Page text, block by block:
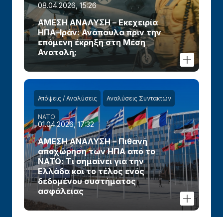
08.04.2026, 15:26
ΑΜΕΣΗ ΑΝΑΛΥΣΗ – Εκεχειρία
ΗΠΑ–Ιράν: Ανάπαυλα πριν την
επόμενη έκρηξη στη Μέση
Ανατολή;
Απόψεις / Αναλύσεις Αναλύσεις Συντακτών
ΝΑΤΟ
01.04.2026, 17:32
ΑΜΕΣΗ ΑΝΑΛΥΣΗ – Πιθανή
αποχώρηση των ΗΠΑ από το
ΝΑΤΟ: Τι σημαίνει για την
Ελλάδα και το τέλος ενός
δεδομένου συστήματος
ασφάλειας